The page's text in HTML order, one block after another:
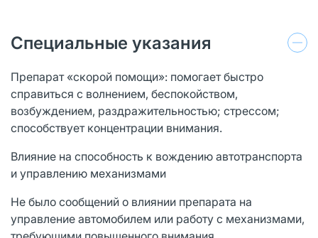
Специальные указания
Препарат «скорой помощи»: помогает быстро
справиться с волнением, беспокойством,
возбуждением, раздражительностью; стрессом;
способствует концентрации внимания.
Влияние на способность к вождению автотранспорта
и управлению механизмами
Не было сообщений о влиянии препарата на
управление автомобилем или работу с механизмами,